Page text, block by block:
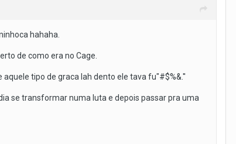
hahaha.
de como era no Cage.
aquele tipo de graca lah dento ele tava fu"#$%&.''
se transformar numa luta e depois passar pra uma